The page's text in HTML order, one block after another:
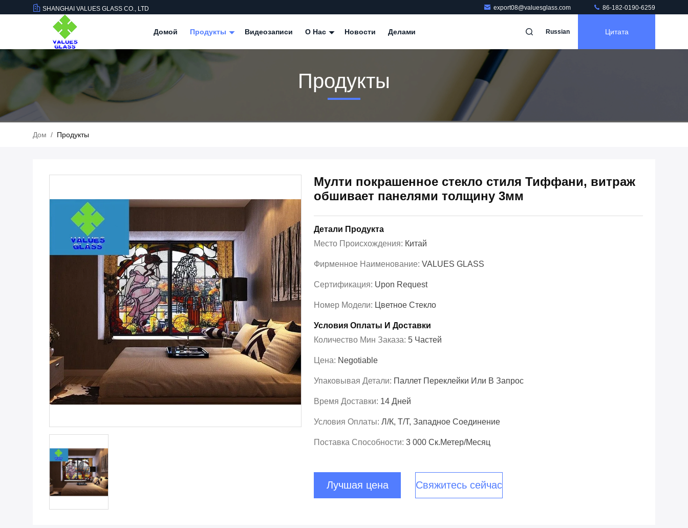
SHANGHAI VALUES GLASS CO., LTD export08@valuesglass.com 86-182-0190-6259
Домой Продукты Видеозаписи О Нас Новости Делами Russian Цитата
Продукты
Дом / Продукты
Мулти покрашенное стекло стиля Тиффани, витраж
обшивает панелями толщину 3мм
Детали Продукта
Место Происхождения: Китай
Фирменное Наименование: VALUES GLASS
Сертификация: Upon Request
Номер Модели: Цветное Стекло
Условия Оплаты И Доставки
Количество Мин Заказа: 5 Частей
Цена: Negotiable
Упаковывая Детали: Паллет Переклейки Или В Запрос
Время Доставки: 14 Дней
Условия Оплаты: Л/К, Т/Т, Западное Соединение
Поставка Способности: 3 000 Ск.метер/месяц
Лучшая цена Свяжитесь сейчас